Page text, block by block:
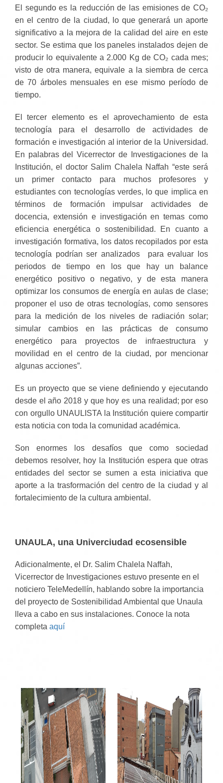
El segundo es la reducción de las emisiones de CO₂
en el centro de la ciudad, lo que generará un aporte
significativo a la mejora de la calidad del aire en este
sector. Se estima que los paneles instalados dejen de
producir lo equivalente a 2.000 Kg de CO₂ cada mes;
visto de otra manera, equivale a la siembra de cerca
de 70 árboles mensuales en ese mismo período de
tiempo.
El tercer elemento es el aprovechamiento de esta
tecnología para el desarrollo de actividades de
formación e investigación al interior de la Universidad.
En palabras del Vicerrector de Investigaciones de la
Institución, el doctor Salim Chalela Naffah “este será
un primer contacto para muchos profesores y
estudiantes con tecnologías verdes, lo que implica en
términos de formación impulsar actividades de
docencia, extensión e investigación en temas como
eficiencia energética o sostenibilidad. En cuanto a
investigación formativa, los datos recopilados por esta
tecnología podrían ser analizados para evaluar los
periodos de tiempo en los que hay un balance
energético positivo o negativo, y de esta manera
optimizar los consumos de energía en aulas de clase;
proponer el uso de otras tecnologías, como sensores
para la medición de los niveles de radiación solar;
simular cambios en las prácticas de consumo
energético para proyectos de infraestructura y
movilidad en el centro de la ciudad, por mencionar
algunas acciones”.
Es un proyecto que se viene definiendo y ejecutando
desde el año 2018 y que hoy es una realidad; por eso
con orgullo UNAULISTA la Institución quiere compartir
esta noticia con toda la comunidad académica.
Son enormes los desafíos que como sociedad
debemos resolver, hoy la Institución espera que otras
entidades del sector se sumen a esta iniciativa que
aporte a la trasformación del centro de la ciudad y al
fortalecimiento de la cultura ambiental.
UNAULA, una Univerciudad ecosensible
Adicionalmente, el Dr. Salim Chalela Naffah,
Vicerrector de Investigaciones estuvo presente en el
noticiero TeleMedellín, hablando sobre la importancia
del proyecto de Sostenibilidad Ambiental que Unaula
lleva a cabo en sus instalaciones. Conoce la nota
completa aquí